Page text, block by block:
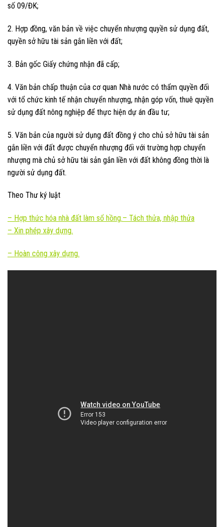
số 09/ĐK;
2. Hợp đồng, văn bản về việc chuyển nhượng quyền sử dụng đất,
quyền sở hữu tài sản gắn liền với đất;
3. Bản gốc Giấy chứng nhận đã cấp;
4. Văn bản chấp thuận của cơ quan Nhà nước có thẩm quyền đối
với tổ chức kinh tế nhận chuyển nhượng, nhận góp vốn, thuê quyền
sử dụng đất nông nghiệp để thực hiện dự án đầu tư;
5. Văn bản của người sử dụng đất đồng ý cho chủ sở hữu tài sản
gắn liền với đất được chuyển nhượng đối với trường hợp chuyển
nhượng mà chủ sở hữu tài sản gắn liền với đất không đồng thời là
người sử dụng đất.
Theo Thư ký luật
– Hợp thức hóa nhà đất làm sổ hồng.– Tách thửa, nhập thửa
– Xin phép xây dựng.
– Hoàn công xây dựng.